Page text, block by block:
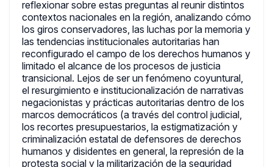
reflexionar sobre estas preguntas al reunir distintos
contextos nacionales en la región, analizando cómo
los giros conservadores, las luchas por la memoria y
las tendencias institucionales autoritarias han
reconfigurado el campo de los derechos humanos y
limitado el alcance de los procesos de justicia
transicional. Lejos de ser un fenómeno coyuntural,
el resurgimiento e institucionalización de narrativas
negacionistas y prácticas autoritarias dentro de los
marcos democráticos (a través del control judicial,
los recortes presupuestarios, la estigmatización y
criminalización estatal de defensores de derechos
humanos y disidentes en general, la represión de la
protesta social y la militarización de la seguridad